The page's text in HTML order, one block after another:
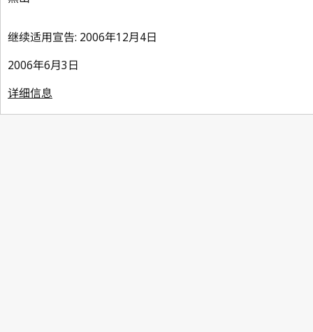
继续适用宣告: 2006年12月4日
2006年6月3日
详细信息